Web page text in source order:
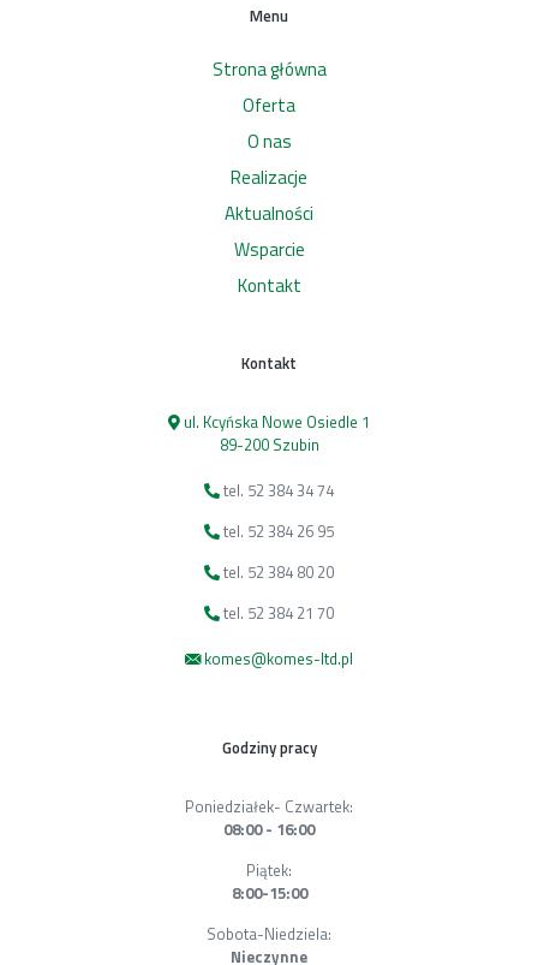
Menu
Strona główna
Oferta
O nas
Realizacje
Aktualności
Wsparcie
Kontakt
Kontakt
ul. Kcyńska Nowe Osiedle 1
89-200 Szubin
tel. 52 384 34 74
tel. 52 384 26 95
tel. 52 384 80 20
tel. 52 384 21 70
komes@komes-ltd.pl
Godziny pracy
Poniedziałek- Czwartek:
08:00 - 16:00
Piątek:
8:00-15:00
Sobota-Niedziela:
Nieczynne